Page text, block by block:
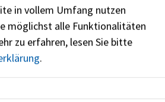
gefunden
Serviceleistung, Online-Dienst, Grabbrief,
in vollem Umfang nutzen
möglichst alle Funktionalitäten
zu erfahren, lesen Sie bitte
.